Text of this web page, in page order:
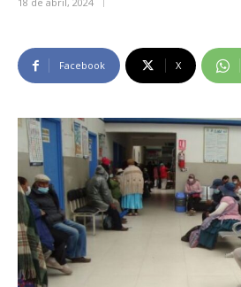
Facebook X